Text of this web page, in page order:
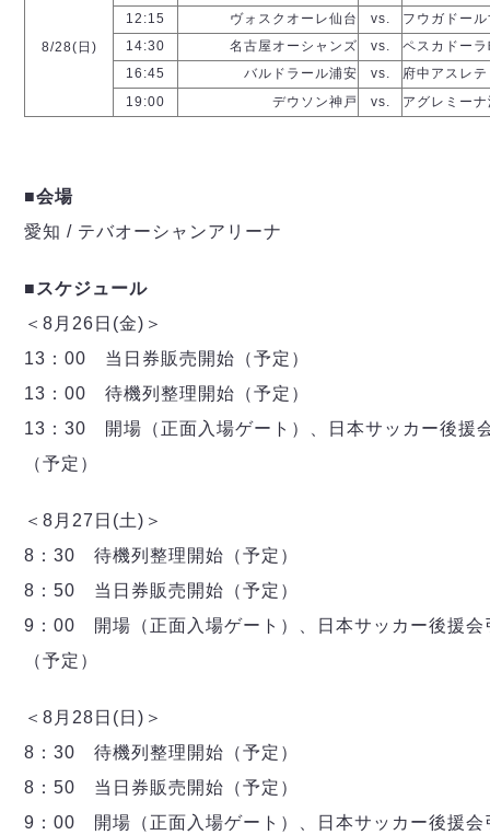
湘南ベルマーレ
ボアルース長野
名古屋オーシャンズ
シュライカー大阪
選手の通算記録（Ｆ２）
ヴォスクオーレ仙台
リガーレヴィア葛飾
Y．S．C．C．横浜
ヴィンセドール白山
アグレミーナ浜松
デウソン神戸
ミラクルスマイル新居浜
FOLLOW US!
8/28(日)
12:15
ヴォスクオーレ仙台 vs.
フウガドー
14:30
名古屋オーシャンズ vs.
ペスカドー
16:45
バルドラール浦安 vs.
府中アスレ
19:00
デウソン神戸 vs. アグレミー
■会場
愛知 / テバオーシャンアリーナ
■スケジュール
＜8月26日(金)＞
13：00 当日券販売開始（予定）
13：00 待機列整理開始（予定）
13：30 開場（正面入場ゲート）、日本サッカー後援
（予定）
＜8月27日(土)＞
8：30 待機列整理開始（予定）
8：50 当日券販売開始（予定）
9：00 開場（正面入場ゲート）、日本サッカー後援会
（予定）
＜8月28日(日)＞
8：30 待機列整理開始（予定）
8：50 当日券販売開始（予定）
9：00 開場（正面入場ゲート）、日本サッカー後援会